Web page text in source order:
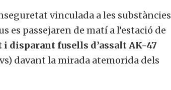
vinculada a les substàncies
es passejaren de matí a l’estació de
disparant fusells d’assalt AK-47
davant la mirada atemorida dels